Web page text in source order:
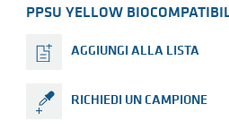
PPSU YELLOW
AGGIUNGI ALLA LISTA
RICHIEDI UN CAMPIONE